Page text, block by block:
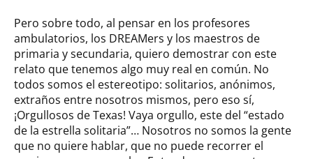
Pero sobre todo, al pensar en los profesores
ambulatorios, los DREAMers y los maestros de
primaria y secundaria, quiero demostrar con este
relato que tenemos algo muy real en común. No
todos somos el estereotipo: solitarios, anónimos,
extraños entre nosotros mismos, pero eso sí,
¡Orgullosos de Texas! Vaya orgullo, este del “estado
de la estrella solitaria”… Nosotros no somos la gente
que no quiere hablar, que no puede recorrer el